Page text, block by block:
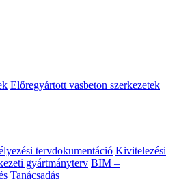
Előregyártott vasbeton szerkezetek
tervdokumentáció Kivitelezési
gyártmányterv BIM –
Tanácsadás